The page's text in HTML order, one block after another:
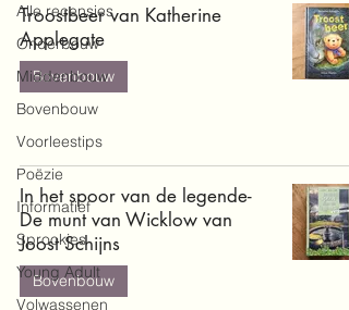
Alle recensies
Onderbouw
Middenbouw
Bovenbouw
Voorleestips
Poëzie
Informatief
Sprookjes
Young Adult
Volwassenen
Troostbeer van Katherine
Applegate
Bovenbouw
In het spoor van de legende-
De munt van Wicklow van
Joost Schijns
Bovenbouw